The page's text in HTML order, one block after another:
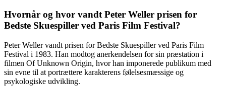
Hvornår og hvor vandt Peter Weller prisen for
Bedste Skuespiller ved Paris Film Festival?
Peter Weller vandt prisen for Bedste Skuespiller ved Paris Film
Festival i 1983. Han modtog anerkendelsen for sin præstation i
filmen Of Unknown Origin, hvor han imponerede publikum med
sin evne til at portrættere karakterens følelsesmæssige og
psykologiske udvikling.